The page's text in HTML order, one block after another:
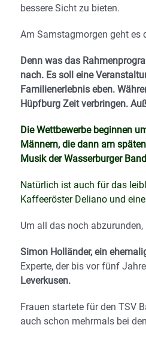
bessere Sicht zu bieten.
Am Samstagmorgen geht es
Denn was das
nach. Es soll eine
Familienerlebnis eben.
Hüpfburg Zeit verbringen.
Die Wettbewerbe beginnen
Männern, die dann am
Musik der Wasserburger
Natürlich ist auch für das
Kaffeeröster Deliano und
Um all das noch
Simon Holländer, ein
Experte, der bis vor fünf
Leverkusen.
Frauen startete für den TSV
auch schon mehrmals bei